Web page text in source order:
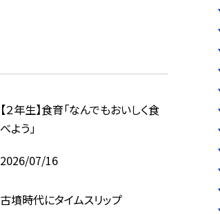
【２年生】食育「なんでもおいしく食
べよう」
2026/07/16
古墳時代にタイムスリップ